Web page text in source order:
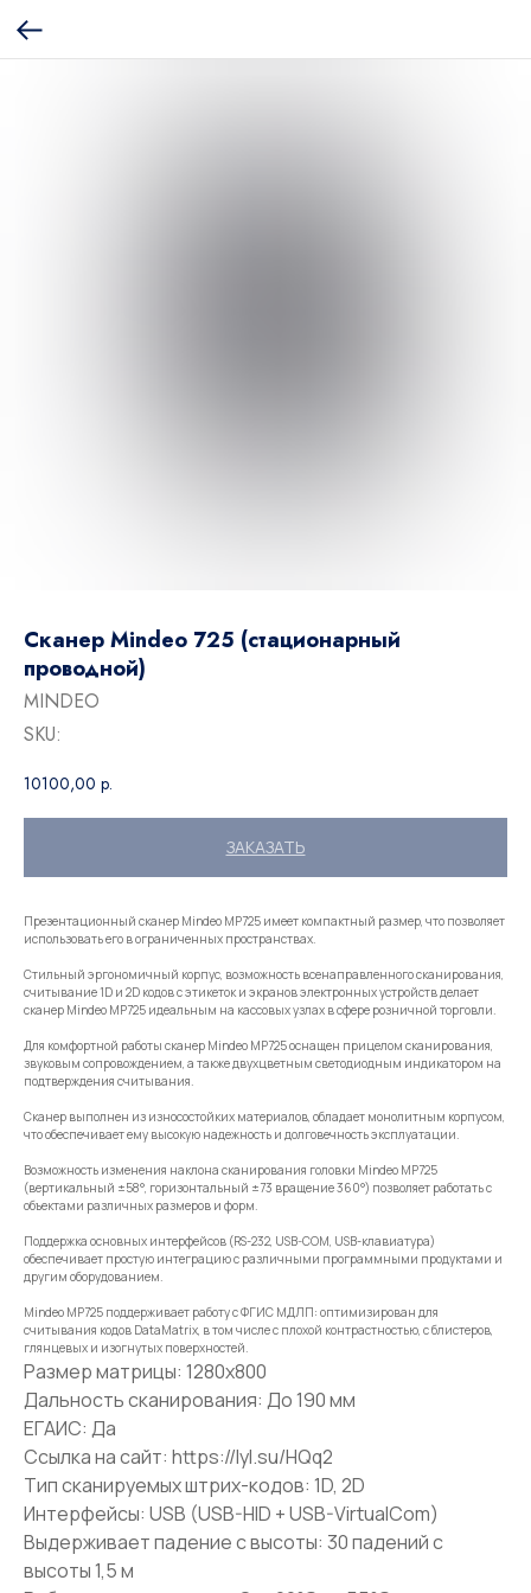
Сканер Mindeo 725 (стационарный
проводной)
MINDEO
SKU:
10100,00 р.
ЗАКАЗАТЬ
Презентационный сканер Mindeo MP725 имеет компактный размер, что позволяет
использовать его в ограниченных пространствах.
Стильный эргономичный корпус, возможность всенаправленного сканирования,
считывание 1D и 2D кодов с этикеток и экранов электронных устройств делает
сканер Mindeo MP725 идеальным на кассовых узлах в сфере розничной торговли.
Для комфортной работы сканер Mindeo MP725 оснащен прицелом сканирования,
звуковым сопровождением, а также двухцветным светодиодным индикатором на
подтверждения считывания.
Сканер выполнен из износостойких материалов, обладает монолитным корпусом,
что обеспечивает ему высокую надежность и долговечность эксплуатации.
Возможность изменения наклона сканирования головки Mindeo MP725
(вертикальный ±58°, горизонтальный ±73 вращение 360°) позволяет работать с
объектами различных размеров и форм.
Поддержка основных интерфейсов (RS-232, USB-COM, USB-клавиатура)
обеспечивает простую интеграцию с различными программными продуктами и
другим оборудованием.
Mindeo MP725 поддерживает работу с ФГИС МДЛП: оптимизирован для
считывания кодов DataMatrix, в том числе с плохой контрастностью, с блистеров,
глянцевых и изогнутых поверхностей.
Размер матрицы: 1280х800
Дальность сканирования: До 190 мм
ЕГАИС: Да
Ссылка на сайт: https://lyl.su/HQq2
Тип сканируемых штрих-кодов: 1D, 2D
Интерфейсы: USB (USB-HID + USB-VirtualCom)
Выдерживает падение с высоты: 30 падений с
высоты 1,5 м